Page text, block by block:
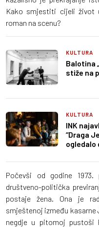
Kako smjestiti cijeli život
roman na scenu?
KULTURA
Balotina
stiže na
KULTURA
INK
“Draga
ogledalo
Počevši od godine
društveno-politička
postaje žena. Ona je
smještenoj između
negdje u pitomoj pustoši